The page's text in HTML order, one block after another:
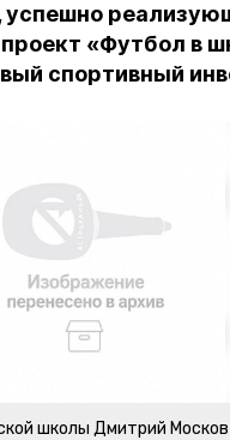
«Футбол в
спортивный
школы Дмитрий Москов